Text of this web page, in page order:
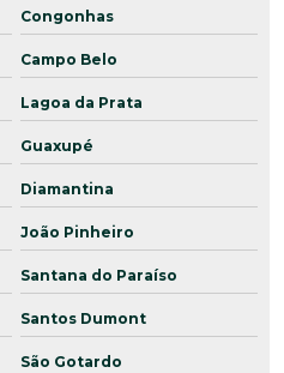
Congonhas
Campo Belo
Lagoa da Prata
Guaxupé
Diamantina
João Pinheiro
Santana do Paraíso
Santos Dumont
São Gotardo